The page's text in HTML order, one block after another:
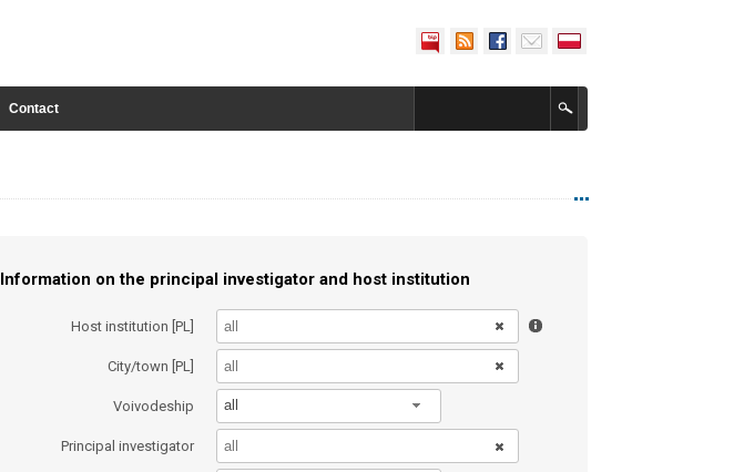
Contact
Information on the principal investigator and host institution
Host institution [PL]
City/town [PL]
Voivodeship all
Principal investigator